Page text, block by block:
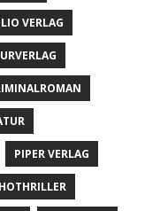
VERLAG
PIPER VERLAG